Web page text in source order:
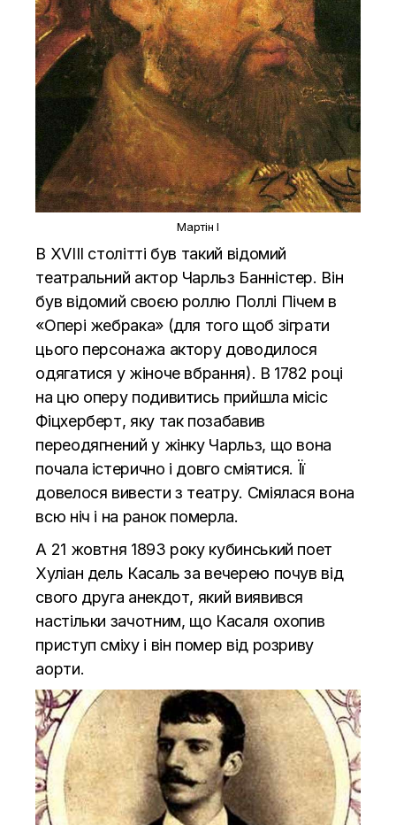
Мартін І
В XVIII столітті був такий відомий
театральний актор Чарльз Банністер. Він
був відомий своєю роллю Поллі Пічем в
«Опері жебрака» (для того щоб зіграти
цього персонажа актору доводилося
одягатися у жіноче вбрання). В 1782 році
на цю оперу подивитись прийшла місіс
Фіцхерберт, яку так позабавив
переодягнений у жінку Чарльз, що вона
почала істерично і довго сміятися. Її
довелося вивести з театру. Сміялася вона
всю ніч і на ранок померла.
А 21 жовтня 1893 року кубинський поет
Хуліан дель Касаль за вечерею почув від
свого друга анекдот, який виявився
настільки зачотним, що Касаля охопив
приступ сміху і він помер від розриву
аорти.